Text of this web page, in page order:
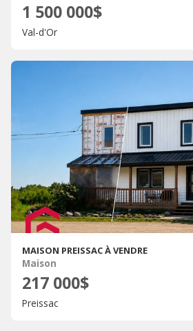
1 500 000$
Val-d'Or
MAISON PREISSAC À VENDRE
Maison
217 000$
Preissac